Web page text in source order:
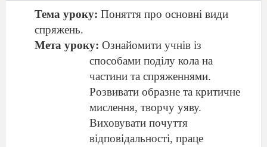
Тема уроку: Поняття про основні види
спряжень.
Мета уроку: Ознайомити учнів із
способами поділу кола на
частини та спряженнями.
Розвивати образне та критичне
мислення, творчу уяву.
Виховувати почуття
відповідальності, праце